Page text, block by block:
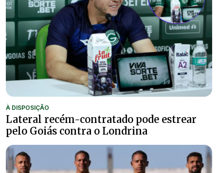
À DISPOSIÇÃO
Lateral recém-contratado pode estrear
pelo Goiás contra o Londrina